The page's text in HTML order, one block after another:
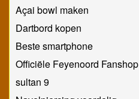
Açai bowl maken
Dartbord kopen
Beste smartphone
Officiële Feyenoord Fanshop
sultan 9